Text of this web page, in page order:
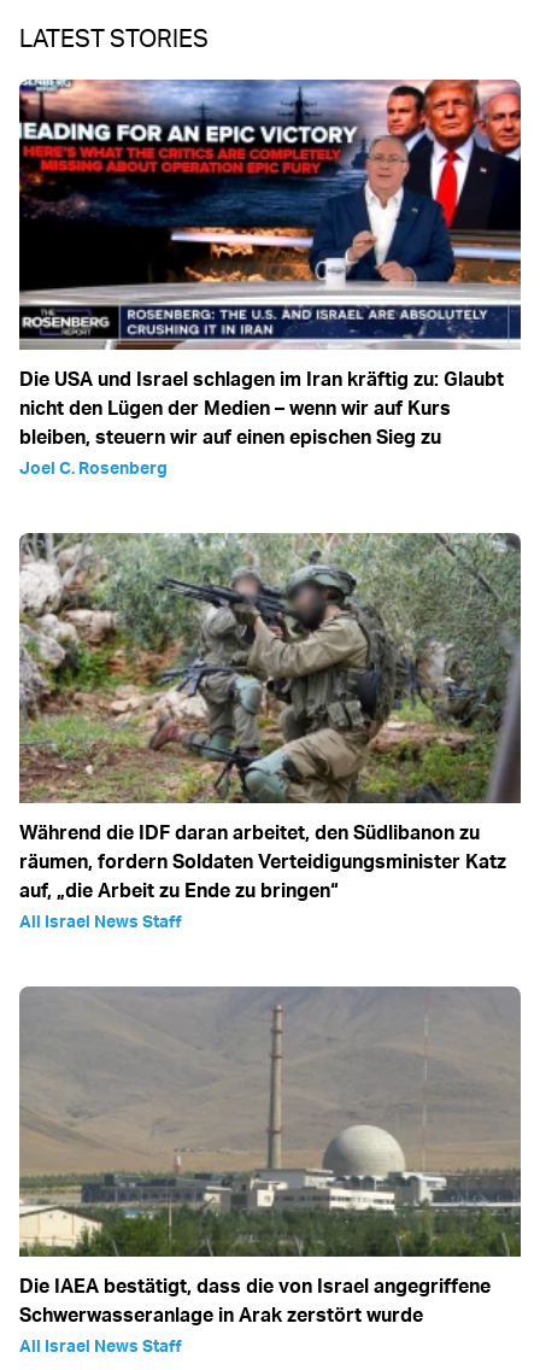
LATEST STORIES
Die USA und Israel schlagen im Iran kräftig zu: Glaubt
nicht den Lügen der Medien – wenn wir auf Kurs
bleiben, steuern wir auf einen epischen Sieg zu
Joel C. Rosenberg
Während die IDF daran arbeitet, den Südlibanon zu
räumen, fordern Soldaten Verteidigungsminister Katz
auf, „die Arbeit zu Ende zu bringen“
All Israel News Staff
Die IAEA bestätigt, dass die von Israel angegriffene
Schwerwasseranlage in Arak zerstört wurde
All Israel News Staff